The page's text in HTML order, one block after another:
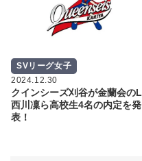
SVリーグ女子
2024.12.30
クインシーズ刈谷が金蘭会のL
西川凜ら高校生4名の内定を発
表！